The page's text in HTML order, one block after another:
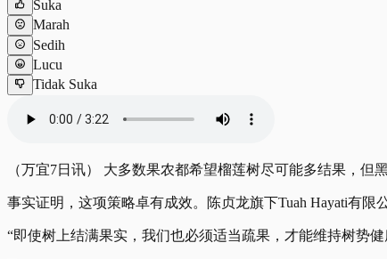
Suka
Marah
Sedih
Lucu
Tidak Suka
（万宜7日讯） 大多数果农都希望榴莲树尽可能多结果，
事实证明，这项策略卓有成效。陈贞龙旗下Tuah Hayati有限
“即使树上结满果实，我们也必须适当疏果，才能维持树势